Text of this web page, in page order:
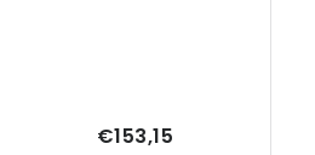
€153,15